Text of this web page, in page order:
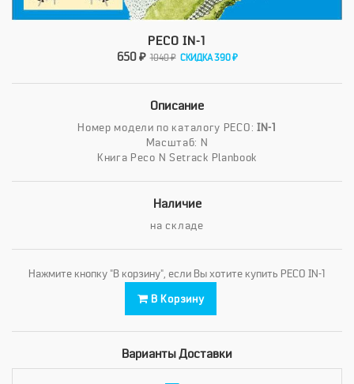
PECO IN-1
650 ₽ 1040 ₽ СКИДКА 390 ₽
Описание
Номер модели по каталогу PECO: IN-1
Масштаб: N
Книга Peco N Setrack Planbook
Наличие
на складе
Нажмите кнопку "В корзину", если Вы хотите купить PECO IN-1
В Корзину
Варианты Доставки